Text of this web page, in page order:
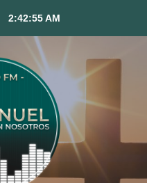
2:42:55 AM